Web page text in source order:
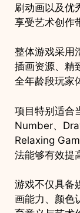
刷动画以及优
享受艺术创作
整体游戏采用
插画资源、精
全年龄段玩家
项目特别适合
Number、
Relaxing
法能够有效提
游戏不仅具备
画能力、颜色